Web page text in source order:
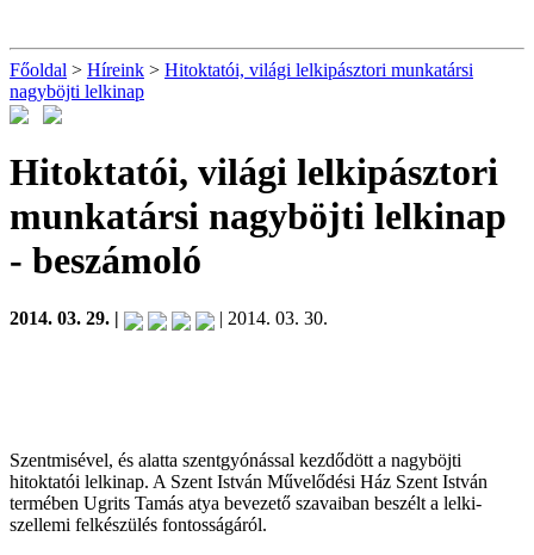
Főoldal > Híreink > Hitoktatói, világi lelkipásztori munkatársi
nagyböjti lelkinap
Hitoktatói, világi lelkipásztori
munkatársi nagyböjti lelkinap
- beszámoló
2014. 03. 29. | | 2014. 03. 30.
Szentmisével, és alatta szentgyónással kezdődött a nagyböjti
hitoktatói lelkinap. A Szent István Művelődési Ház Szent István
termében Ugrits Tamás atya bevezető szavaiban beszélt a lelki-
szellemi felkészülés fontosságáról.